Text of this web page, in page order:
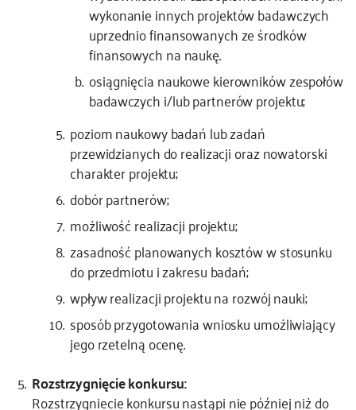
wykonanie innych projektów badawczych
uprzednio finansowanych ze środków
finansowych na naukę.
osiągnięcia naukowe kierowników zespołów
badawczych i/lub partnerów projektu;
poziom naukowy badań lub zadań
przewidzianych do realizacji oraz nowatorski
charakter projektu;
dobór partnerów;
możliwość realizacji projektu;
zasadność planowanych kosztów w stosunku
do przedmiotu i zakresu badań;
wpływ realizacji projektu na rozwój nauki;
sposób przygotowania wniosku umożliwiający
jego rzetelną ocenę.
Rozstrzygnięcie konkursu:
Rozstrzygniecie konkursu nastąpi nie później niż do